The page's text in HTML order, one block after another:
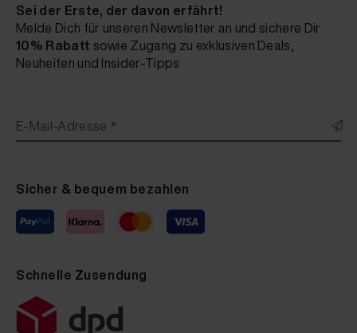
Sei der Erste, der davon erfährt!
Melde Dich für unseren Newsletter an und sichere Dir
10% Rabatt sowie Zugang zu exklusiven Deals,
Neuheiten und Insider-Tipps
E-Mail-Adresse *
Sicher & bequem bezahlen
Schnelle Zusendung